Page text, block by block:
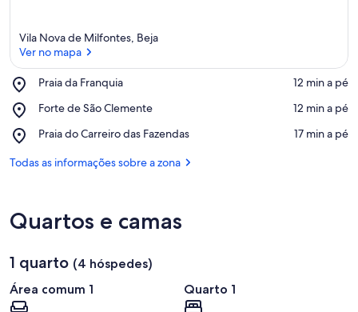
Vila Nova de Milfontes, Beja
Ver no mapa
Praia da Franquia
Place,
da
‪12 min a pé‬
Forte de São Clemente
Place,
de
Clemente
‪12 min a pé‬
Praia do Carreiro das Fazendas
Place,
do
‪17 min a pé‬
Todas as informações sobre a zona
Quartos e camas
1 quarto (4 hóspedes)
Área comum 1
Quarto 1